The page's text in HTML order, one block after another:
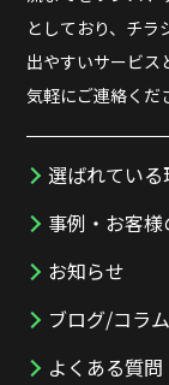
としており、チラ
出やすいサービス
気軽にご連絡くだ
選ばれている
事例・お客様
お知らせ
ブログ/コラム
よくある質問